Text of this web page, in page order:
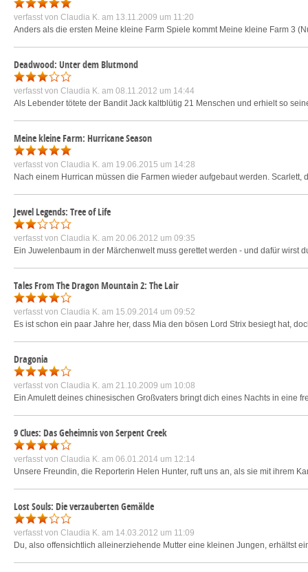
verfasst von Claudia K. am 13.11.2009 um 11:20
Anders als die ersten Meine kleine Farm Spiele kommt Meine kleine Farm 3
Deadwood: Unter dem Blutmond
verfasst von Claudia K. am 08.11.2012 um 14:44
Als Lebender tötete der Bandit Jack kaltblütig 21 Menschen und erhielt so
Meine kleine Farm: Hurricane Season
verfasst von Claudia K. am 19.06.2015 um 14:28
Nach einem Hurrican müssen die Farmen wieder aufgebaut werden.
Jewel Legends: Tree of Life
verfasst von Claudia K. am 20.06.2012 um 09:35
Ein Juwelenbaum in der Märchenwelt muss gerettet werden - und dafür
Tales From The Dragon Mountain 2: The Lair
verfasst von Claudia K. am 15.09.2014 um 09:52
Es ist schon ein paar Jahre her, dass Mia den bösen Lord Strix besiegt hat,
Dragonia
verfasst von Claudia K. am 21.10.2009 um 10:08
Ein Amulett deines chinesischen Großvaters bringt dich eines Nachts in eine
9 Clues: Das Geheimnis von Serpent Creek
verfasst von Claudia K. am 06.01.2014 um 12:14
Unsere Freundin, die Reporterin Helen Hunter, ruft uns an, als sie mit ihrem
Lost Souls: Die verzauberten Gemälde
verfasst von Claudia K. am 14.03.2012 um 11:09
Du, also offensichtlich alleinerziehende Mutter eine kleinen Jungen, erhältst